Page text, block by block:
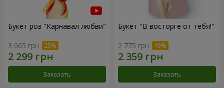
Букет роз "Карнавал любви"
3 065 грн
Заказать
Букет "В восторге от тебя!"
2 775 грн
Заказать